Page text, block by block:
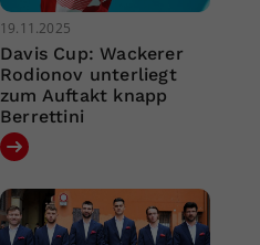
19.11.2025
Davis Cup: Wackerer
Rodionov unterliegt
zum Auftakt knapp
Berrettini